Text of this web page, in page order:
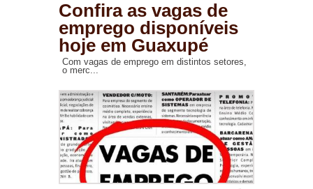
Confira as vagas de
emprego disponíveis
hoje em Guaxupé
Com vagas de emprego em distintos setores,
o merc...